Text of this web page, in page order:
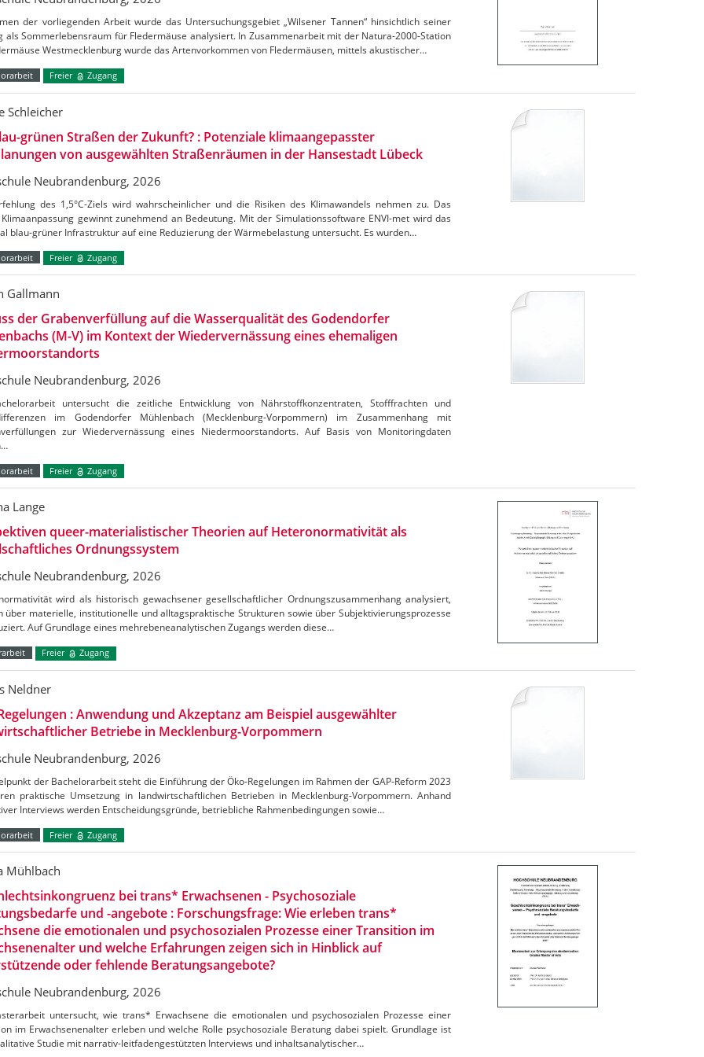
der vorliegenden Arbeit wurde das Untersuchungsgebiet „Wilsener Tannen“ hinsichtlich seiner
als Sommerlebensraum für Fledermäuse analysiert. In Zusammenarbeit mit der Natura-2000-Station
Westmecklenburg wurde das Artenvorkommen von Fledermäusen, mittels akustischer…
Freier Zugang
Schleicher
grünen Straßen der Zukunft? : Potenziale klimaangepasster
von ausgewählten Straßenräumen in der Hansestadt Lübeck
Neubrandenburg, 2026
des 1,5°C-Ziels wird wahrscheinlicher und die Risiken des Klimawandels nehmen zu. Das
gewinnt zunehmend an Bedeutung. Mit der Simulationssoftware ENVI-met wird das
blau-grüner Infrastruktur auf eine Reduzierung der Wärmebelastung untersucht. Es wurden…
Freier Zugang
Gallmann
der Grabenverfüllung auf die Wasserqualität des Godendorfer
(M-V) im Kontext der Wiedervernässung eines ehemaligen
Neubrandenburg, 2026
untersucht die zeitliche Entwicklung von Nährstoffkonzentraten, Stofffrachten und
im Godendorfer Mühlenbach (Mecklenburg-Vorpommern) im Zusammenhang mit
zur Wiedervernässung eines Niedermoorstandorts. Auf Basis von Monitoringdaten
Freier Zugang
Lange
queer-materialistischer Theorien auf Heteronormativität als
Ordnungssystem
Neubrandenburg, 2026
wird als historisch gewachsener gesellschaftlicher Ordnungszusammenhang analysiert,
über materielle, institutionelle und alltagspraktische Strukturen sowie über Subjektivierungsprozesse
Auf Grundlage eines mehrebeneanalytischen Zugangs werden diese…
Freier Zugang
Neldner
: Anwendung und Akzeptanz am Beispiel ausgewählter
Betriebe in Mecklenburg-Vorpommern
Neubrandenburg, 2026
der Bachelorarbeit steht die Einführung der Öko-Regelungen im Rahmen der GAP-Reform 2023
praktische Umsetzung in landwirtschaftlichen Betrieben in Mecklenburg-Vorpommern. Anhand
Interviews werden Entscheidungsgründe, betriebliche Rahmenbedingungen sowie…
Freier Zugang
Mühlbach
bei trans* Erwachsenen - Psychosoziale
und -angebote : Forschungsfrage: Wie erleben trans*
die emotionalen und psychosozialen Prozesse einer Transition im
und welche Erfahrungen zeigen sich in Hinblick auf
oder fehlende Beratungsangebote?
Neubrandenburg, 2026
untersucht, wie trans* Erwachsene die emotionalen und psychosozialen Prozesse einer
im Erwachsenenalter erleben und welche Rolle psychosoziale Beratung dabei spielt. Grundlage ist
Studie mit narrativ-leitfadengestützten Interviews und inhaltsanalytischer…